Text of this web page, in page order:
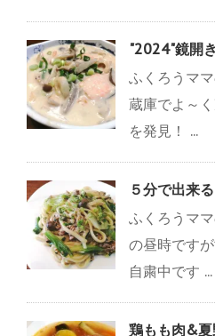
"2024"鏡開
ふくろうマ
蔵庫でよ～
を発見！ ...
５分で出来
ふくろうマ
の昼時です
自粛中です ...
鶏もも肉&